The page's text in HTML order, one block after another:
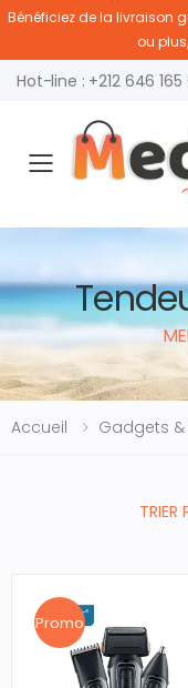
Bénéficiez de la livraison
ou
Hot-line : +212 646 165
Ouvrir
Accueil Gadgets &
TRIER
Promo